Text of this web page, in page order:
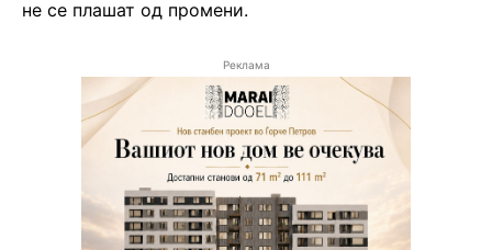
не се плашат од промени.
Реклама